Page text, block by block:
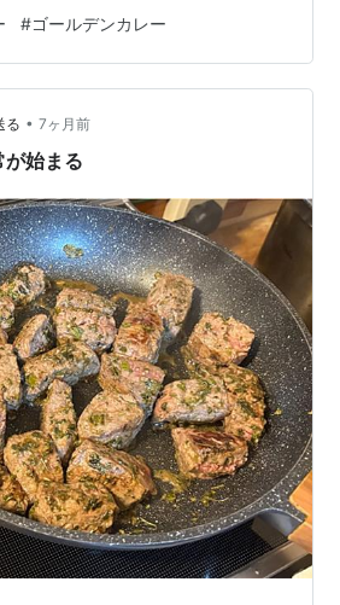
#ゴールデンカレー
る • 7ヶ月前
始まる